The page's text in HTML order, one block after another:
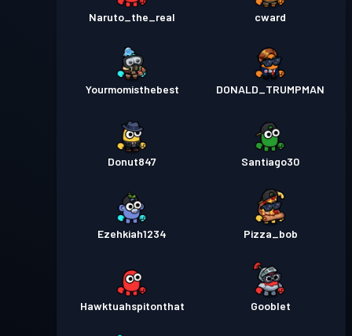
Naruto_the_real cward
Yourmomisthebest DONALD_TRUMPMAN
Donut847 Santiago30
Ezehkiah1234 Pizza_bob
Hawktuahspitonthat Gooblet